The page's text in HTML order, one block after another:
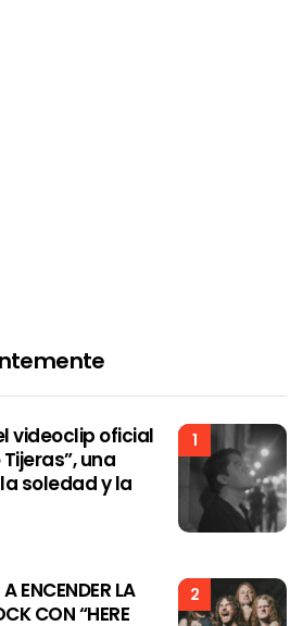
1
videoclip oficial
una
soledad y la
2
ENCENDER LA
CON “HERE